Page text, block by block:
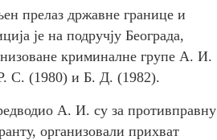
прелаз државне границе и
је на подручју Београда,
криминалне групе А. И.
С. (1980) и Б. Д. (1982).
А. И. су за противправну
организовали прихват